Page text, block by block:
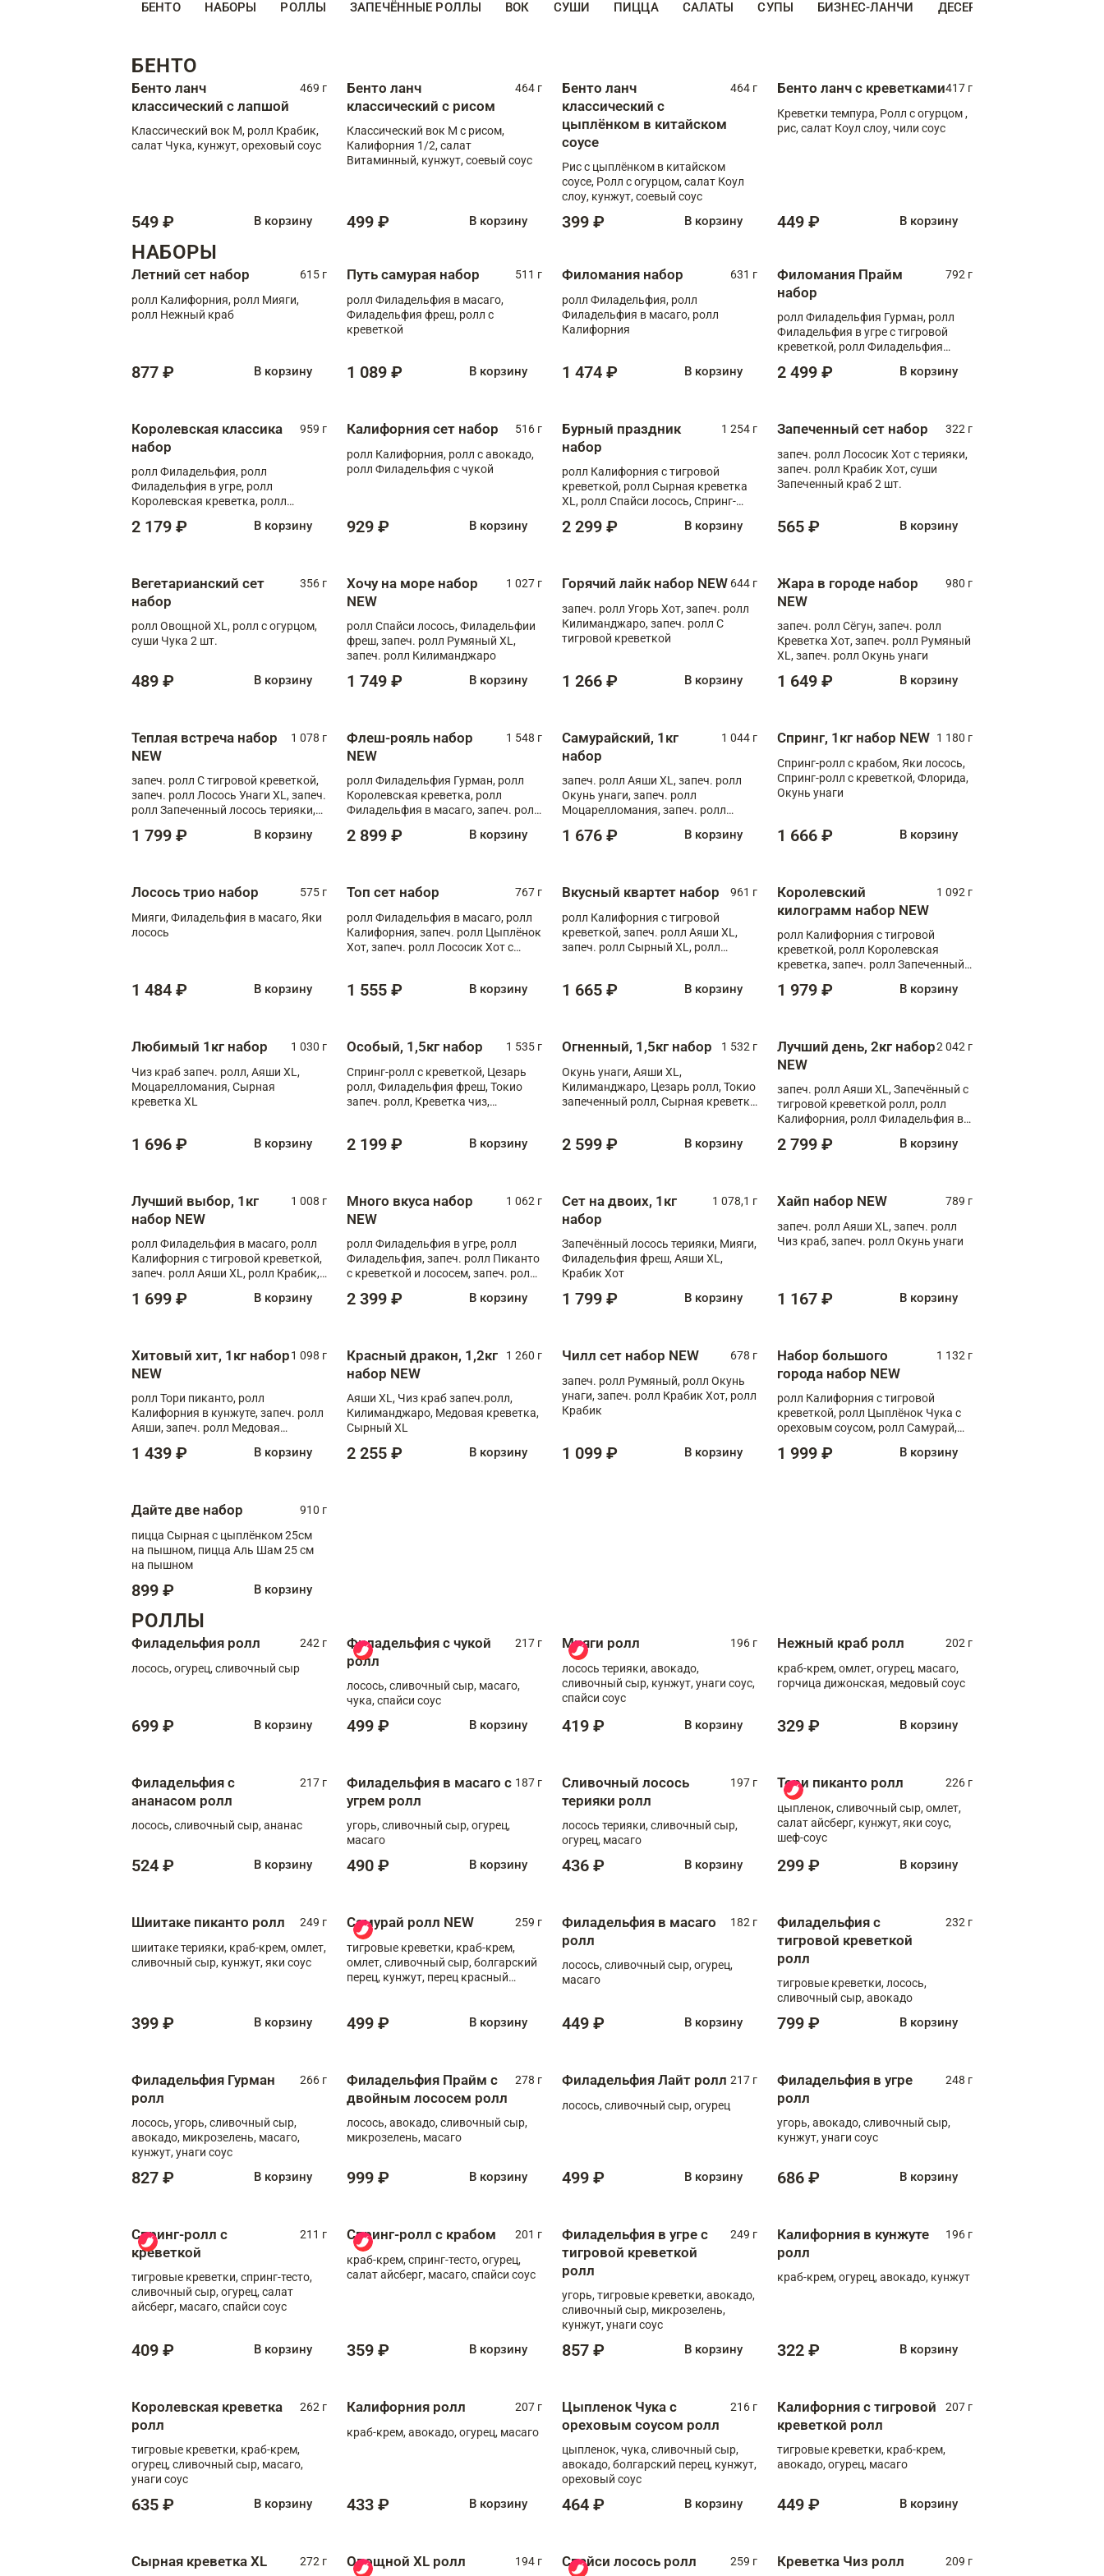
БЕНТО НАБОРЫ РОЛЛЫ ЗАПЕЧЁННЫЕ РОЛЛЫ ВОК СУШИ ПИЦЦА САЛАТЫ СУПЫ БИЗНЕС-ЛАНЧИ ДЕСЕРТЫ
БЕНТО
Бенто ланч
классический с лапшой
469 г
Классический вок М, ролл Крабик,
салат Чука, кунжут, ореховый соус
549 ₽ В корзину
Бенто ланч
классический с рисом
464 г
Классический вок М с рисом,
Калифорния 1/2, салат
Витаминный, кунжут, соевый соус
499 ₽ В корзину
Бенто ланч
классический с
цыплёнком в китайском
соусе
464 г
Рис с цыплёнком в китайском
соусе, Ролл с огурцом, салат Коул
слоу, кунжут, соевый соус
399 ₽ В корзину
Бенто ланч с креветками417 г
Креветки темпура, Ролл с огурцом ,
рис, салат Коул слоу, чили соус
449 ₽ В корзину
НАБОРЫ
Летний сет набор
615 г
ролл Калифорния, ролл Мияги,
ролл Нежный краб
877 ₽ В корзину
Путь самурая набор
511 г
ролл Филадельфия в масаго,
Филадельфия фреш, ролл с
креветкой
1 089 ₽ В корзину
Филомания набор
631 г
ролл Филадельфия, ролл
Филадельфия в масаго, ролл
Калифорния
1 474 ₽ В корзину
Филомания Прайм
набор
792 г
ролл Филадельфия Гурман, ролл
Филадельфия в угре с тигровой
креветкой, ролл Филадельфия
2 499 ₽ В корзину
Королевская классика
набор
959 г
ролл Филадельфия, ролл
Филадельфия в угре, ролл
Королевская креветка, ролл
2 179 ₽ В корзину
Калифорния сет набор
516 г
ролл Калифорния, ролл с авокадо,
ролл Филадельфия с чукой
929 ₽ В корзину
Бурный праздник
набор
1 254 г
ролл Калифорния с тигровой
креветкой, ролл Сырная креветка
XL, ролл Спайси лосось, Спринг-
Медовая креветка
2 299 ₽ В корзину
Запеченный сет набор
322 г
запеч. ролл Лососик Хот с терияки,
запеч. ролл Крабик Хот, суши
Запеченный краб 2 шт.
565 ₽ В корзину
Вегетарианский сет
набор
356 г
ролл Овощной XL, ролл с огурцом,
суши Чука 2 шт.
489 ₽ В корзину
Хочу на море набор
NEW
1 027 г
ролл Спайси лосось, Филадельфии
фреш, запеч. ролл Румяный XL,
запеч. ролл Килиманджаро
1 749 ₽ В корзину
Горячий лайк набор NEW 644 г
запеч. ролл Угорь Хот, запеч. ролл
Килиманджаро, запеч. ролл С
тигровой креветкой
1 266 ₽ В корзину
Жара в городе набор
NEW
980 г
запеч. ролл Сёгун, запеч. ролл
Креветка Хот, запеч. ролл Румяный
XL, запеч. ролл Окунь унаги
1 649 ₽ В корзину
Теплая встреча набор
NEW
1 078 г
запеч. ролл С тигровой креветкой,
запеч. ролл Лосось Унаги XL, запеч.
ролл Запеченный лосось терияки,
1 799 ₽ В корзину
Флеш-рояль набор
NEW
1 548 г
ролл Филадельфия Гурман, ролл
Королевская креветка, ролл
Филадельфия в масаго, запеч. ролл
Тигровая креветка с моцареллой,
2 899 ₽ В корзину
Самурайский, 1кг
набор
1 044 г
запеч. ролл Аяши XL, запеч. ролл
Окунь унаги, запеч. ролл
Моцарелломания, запеч. ролл
1 676 ₽ В корзину
Спринг, 1кг набор NEW 1 180 г
Спринг-ролл с крабом, Яки лосось,
Спринг-ролл с креветкой, Флорида,
Окунь унаги
1 666 ₽ В корзину
Лосось трио набор
575 г
Мияги, Филадельфия в масаго, Яки
лосось
1 484 ₽ В корзину
Топ сет набор
767 г
ролл Филадельфия в масаго, ролл
Калифорния, запеч. ролл Цыплёнок
Хот, запеч. ролл Лососик Хот с
1 555 ₽ В корзину
Вкусный квартет набор
961 г
ролл Калифорния с тигровой
креветкой, запеч. ролл Аяши XL,
запеч. ролл Сырный XL, ролл
1 665 ₽ В корзину
Королевский
килограмм набор NEW
1 092 г
ролл Калифорния с тигровой
креветкой, ролл Королевская
креветка, запеч. ролл Запеченный
XL, запеч. ролл Крабик Хот
1 979 ₽ В корзину
Любимый 1кг набор
1 030 г
Чиз краб запеч. ролл, Аяши XL,
Моцарелломания, Сырная
креветка XL
1 696 ₽ В корзину
Особый, 1,5кг набор
1 535 г
Спринг-ролл с креветкой, Цезарь
ролл, Филадельфия фреш, Токио
запеч. ролл, Креветка чиз,
2 199 ₽ В корзину
Огненный, 1,5кг набор
1 532 г
Окунь унаги, Аяши XL,
Килиманджаро, Цезарь ролл, Токио
запеченный ролл, Сырная креветка
2 599 ₽ В корзину
Лучший день, 2кг набор
NEW
2 042 г
запеч. ролл Аяши XL, Запечённый с
тигровой креветкой ролл, ролл
Калифорния, ролл Филадельфия в
запеч. ролл Моцарелломания, ролл
2 799 ₽ В корзину
Лучший выбор, 1кг
набор NEW
1 008 г
ролл Филадельфия в масаго, ролл
Калифорния с тигровой креветкой,
запеч. ролл Аяши XL, ролл Крабик,
1 699 ₽ В корзину
Много вкуса набор
NEW
1 062 г
ролл Филадельфия в угре, ролл
Филадельфия, запеч. ролл Пиканто
с креветкой и лососем, запеч. ролл
2 399 ₽ В корзину
Сет на двоих, 1кг
набор
1 078,1 г
Запечённый лосось терияки, Мияги,
Филадельфия фреш, Аяши XL,
Крабик Хот
1 799 ₽ В корзину
Хайп набор NEW
789 г
запеч. ролл Аяши XL, запеч. ролл
Чиз краб, запеч. ролл Окунь унаги
1 167 ₽ В корзину
Хитовый хит, 1кг набор
NEW
1 098 г
ролл Тори пиканто, ролл
Калифорния в кунжуте, запеч. ролл
Аяши, запеч. ролл Медовая
чукой
1 439 ₽ В корзину
Красный дракон, 1,2кг
набор NEW
1 260 г
Аяши XL, Чиз краб запеч.ролл,
Килиманджаро, Медовая креветка,
Сырный XL
2 255 ₽ В корзину
Чилл сет набор NEW
678 г
запеч. ролл Румяный, ролл Окунь
унаги, запеч. ролл Крабик Хот, ролл
Крабик
1 099 ₽ В корзину
Набор большого
города набор NEW
1 132 г
ролл Калифорния с тигровой
креветкой, ролл Цыплёнок Чука с
ореховым соусом, ролл Самурай,
ролл с крабом
1 999 ₽ В корзину
Дайте две набор
910 г
пицца Сырная с цыплёнком 25см
на пышном, пицца Аль Шам 25 см
на пышном
899 ₽ В корзину
РОЛЛЫ
Филадельфия ролл
242 г
лосось, огурец, сливочный сыр
699 ₽ В корзину
Филадельфия с чукой
ролл
217 г
лосось, сливочный сыр, масаго,
чука, спайси соус
499 ₽ В корзину
Мияги ролл
196 г
лосось терияки, авокадо,
сливочный сыр, кунжут, унаги соус,
спайси соус
419 ₽ В корзину
Нежный краб ролл
202 г
краб-крем, омлет, огурец, масаго,
горчица дижонская, медовый соус
329 ₽ В корзину
Филадельфия с
ананасом ролл
217 г
лосось, сливочный сыр, ананас
524 ₽ В корзину
Филадельфия в масаго с
угрем ролл
187 г
угорь, сливочный сыр, огурец,
масаго
490 ₽ В корзину
Сливочный лосось
терияки ролл
197 г
лосось терияки, сливочный сыр,
огурец, масаго
436 ₽ В корзину
Тори пиканто ролл
226 г
цыпленок, сливочный сыр, омлет,
салат айсберг, кунжут, яки соус,
шеф-соус
299 ₽ В корзину
Шиитаке пиканто ролл
249 г
шиитаке терияки, краб-крем, омлет,
сливочный сыр, кунжут, яки соус
399 ₽ В корзину
Самурай ролл NEW
259 г
тигровые креветки, краб-крем,
омлет, сливочный сыр, болгарский
перец, кунжут, перец красный
499 ₽ В корзину
Филадельфия в масаго
ролл
182 г
лосось, сливочный сыр, огурец,
масаго
449 ₽ В корзину
Филадельфия с
тигровой креветкой
ролл
232 г
тигровые креветки, лосось,
сливочный сыр, авокадо
799 ₽ В корзину
Филадельфия Гурман
ролл
266 г
лосось, угорь, сливочный сыр,
авокадо, микрозелень, масаго,
кунжут, унаги соус
827 ₽ В корзину
Филадельфия Прайм с
двойным лососем ролл
278 г
лосось, авокадо, сливочный сыр,
микрозелень, масаго
999 ₽ В корзину
Филадельфия Лайт ролл 217 г
лосось, сливочный сыр, огурец
499 ₽ В корзину
Филадельфия в угре
ролл
248 г
угорь, авокадо, сливочный сыр,
кунжут, унаги соус
686 ₽ В корзину
Спринг-ролл с
креветкой
211 г
тигровые креветки, спринг-тесто,
сливочный сыр, огурец, салат
айсберг, масаго, спайси соус
409 ₽ В корзину
Спринг-ролл с крабом
201 г
краб-крем, спринг-тесто, огурец,
салат айсберг, масаго, спайси соус
359 ₽ В корзину
Филадельфия в угре с
тигровой креветкой
ролл
249 г
угорь, тигровые креветки, авокадо,
сливочный сыр, микрозелень,
кунжут, унаги соус
857 ₽ В корзину
Калифорния в кунжуте
ролл
196 г
краб-крем, огурец, авокадо, кунжут
322 ₽ В корзину
Королевская креветка
ролл
262 г
тигровые креветки, краб-крем,
огурец, сливочный сыр, масаго,
унаги соус
635 ₽ В корзину
Калифорния ролл
207 г
краб-крем, авокадо, огурец, масаго
433 ₽ В корзину
Цыпленок Чука с
ореховым соусом ролл
216 г
цыпленок, чука, сливочный сыр,
авокадо, болгарский перец, кунжут,
ореховый соус
464 ₽ В корзину
Калифорния с тигровой
креветкой ролл
207 г
тигровые креветки, краб-крем,
авокадо, огурец, масаго
449 ₽ В корзину
Сырная креветка XL
272 г Овощной XL ролл 194 г Спайси лосось ролл 259 г Креветка Чиз ролл 209 г